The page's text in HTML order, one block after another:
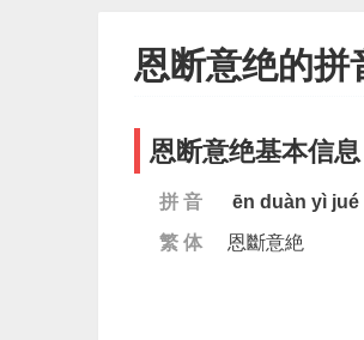
恩断意绝的拼
恩断意绝基本信息
拼 音
ēn duàn yì jué
繁 体
恩斷意絶